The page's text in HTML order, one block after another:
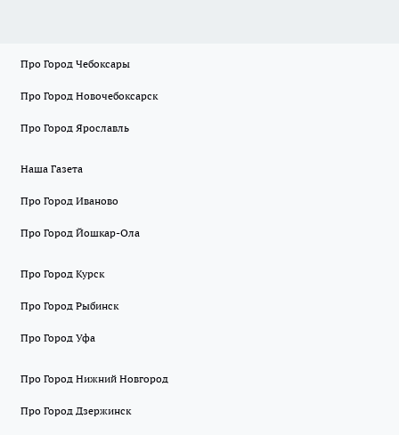
Про Город Чебоксары
Про Город Новочебоксарск
Про Город Ярославль
Наша Газета
Про Город Иваново
Про Город Йошкар-Ола
Про Город Курск
Про Город Рыбинск
Про Город Уфа
Про Город Нижний Новгород
Про Город Дзержинск